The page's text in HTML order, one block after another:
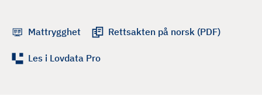
Mattrygghet Rettsakten på norsk (PDF)
Les i Lovdata Pro